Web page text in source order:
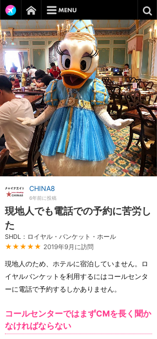
CHINA8
6年前に投稿
現地人でも電話での予約に苦労し
た
SHDL：ロイヤル・バンケット・ホール
★★★★★ 2019年9月に訪問
現地人のため、ホテルに宿泊していません。ロ
イヤルバンケットを利用するにはコールセンタ
ーに電話で予約するしかありません。
コールセンターではまずCMを長く聞か
なければならない